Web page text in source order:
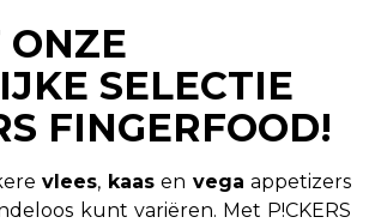
ONZE
SELECTIE
FINGERFOOD!
vlees, kaasen vega appetizers
kunt variëren. Met P!CKERS